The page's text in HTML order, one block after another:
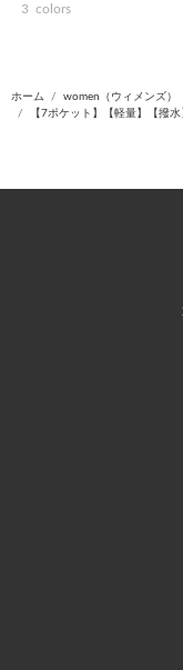
3 colors
ホーム women（ウィメンズ）
【7ポケット】【軽量】【撥